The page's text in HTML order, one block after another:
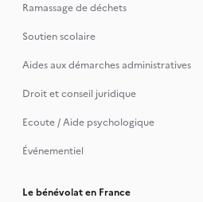
Ramassage de déchets
Soutien scolaire
Aides aux démarches administratives
Droit et conseil juridique
Ecoute / Aide psychologique
Événementiel
Le bénévolat en France